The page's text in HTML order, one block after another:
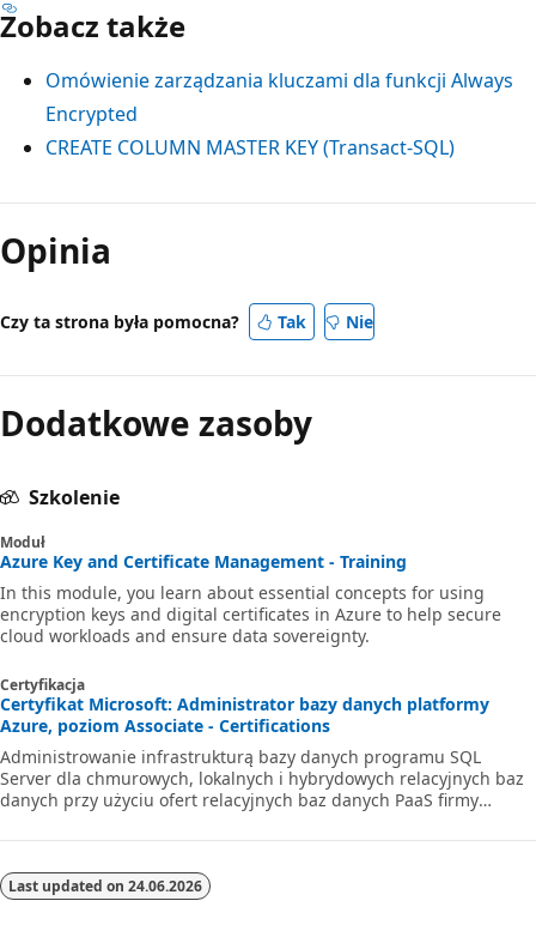
Zobacz także
Omówienie zarządzania kluczami dla funkcji Always
Encrypted
CREATE COLUMN MASTER KEY (Transact-SQL)
Tryb
odczytu
wyłączony
Opinia
Czy ta strona była pomocna? Tak Nie
Dodatkowe zasoby
Szkolenie
Moduł
Azure Key and Certificate Management - Training
In this module, you learn about essential concepts for using
encryption keys and digital certificates in Azure to help secure
cloud workloads and ensure data sovereignty.
Certyfikacja
Certyfikat Microsoft: Administrator bazy danych platformy
Azure, poziom Associate - Certifications
Administrowanie infrastrukturą bazy danych programu SQL
Server dla chmurowych, lokalnych i hybrydowych relacyjnych baz
danych przy użyciu ofert relacyjnych baz danych PaaS firmy
Last updated on 24.06.2026